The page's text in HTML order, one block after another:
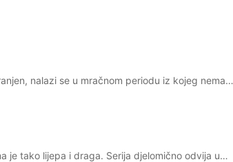
nalazi se u mračnom periodu iz kojeg nema…
je tako lijepa i draga. Serija djelomično odvija u…